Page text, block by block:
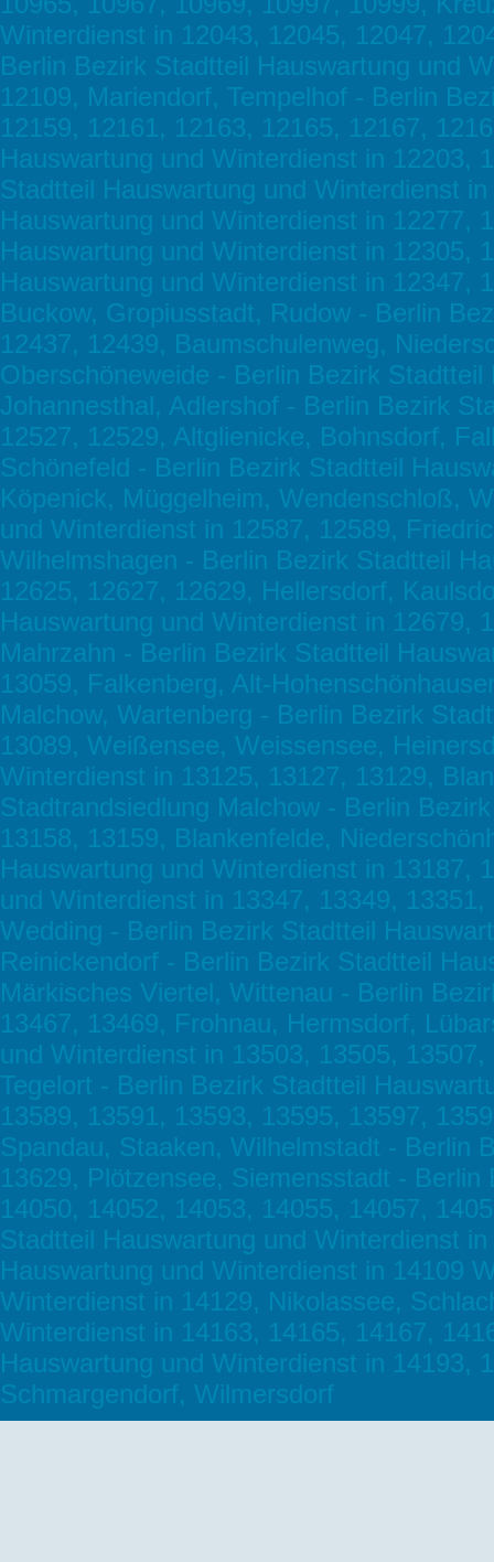
Winterdienst in 12043, 12045, 12047,
Berlin Bezirk Stadtteil Hauswartung und
12109, Mariendorf, Tempelhof - Berlin
12159, 12161, 12163, 12165, 12167,
Hauswartung und Winterdienst in 12203,
Stadtteil Hauswartung und Winterdienst
Hauswartung und Winterdienst in 12277,
Hauswartung und Winterdienst in 12305,
Hauswartung und Winterdienst in 12347,
Buckow, Gropiusstadt, Rudow - Berlin
12437, 12439, Baumschulenweg,
Oberschöneweide - Berlin Bezirk
Johannesthal, Adlershof - Berlin Bezirk
12527, 12529, Altglienicke, Bohnsdorf,
Schönefeld - Berlin Bezirk Stadtteil
Köpenick, Müggelheim, Wendenschloß,
und Winterdienst in 12587, 12589,
Wilhelmshagen - Berlin Bezirk Stadtteil
12625, 12627, 12629, Hellersdorf,
Hauswartung und Winterdienst in 12679,
Mahrzahn - Berlin Bezirk Stadtteil
13059, Falkenberg, Alt-
Malchow, Wartenberg - Berlin Bezirk
13089, Weißensee, Weissensee,
Winterdienst in 13125, 13127, 13129,
Stadtrandsiedlung Malchow - Berlin
13158, 13159, Blankenfelde,
Hauswartung und Winterdienst in 13187,
und Winterdienst in 13347, 13349,
Wedding - Berlin Bezirk Stadtteil
Reinickendorf - Berlin Bezirk Stadtteil
Märkisches Viertel, Wittenau - Berlin
13467, 13469, Frohnau, Hermsdorf,
und Winterdienst in 13503, 13505,
Tegelort - Berlin Bezirk Stadtteil
13589, 13591, 13593, 13595, 13597,
Spandau, Staaken, Wilhelmstadt - Berlin
13629, Plötzensee, Siemensstadt -
14050, 14052, 14053, 14055, 14057,
Stadtteil Hauswartung und Winterdienst
Hauswartung und Winterdienst in 14109
Winterdienst in 14129, Nikolassee,
Winterdienst in 14163, 14165, 14167,
Hauswartung und Winterdienst in 14193,
Schmargendorf, Wilmersdorf